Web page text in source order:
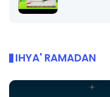
IHYA' RAMADAN